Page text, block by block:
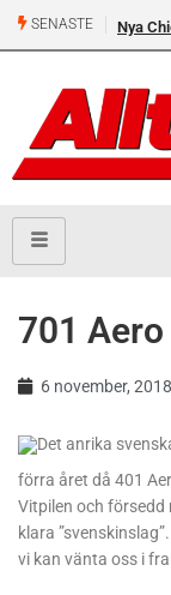
SENASTE Nya
701
6 november, 2018
Det anrika
förra året då 401
Vitpilen och försedd
klara
vi kan vänta oss i